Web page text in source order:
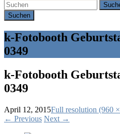
k-Fotobooth
0349
k-Fotobooth
0349
April 12, 2015Full resolution (960
← Previous Next →